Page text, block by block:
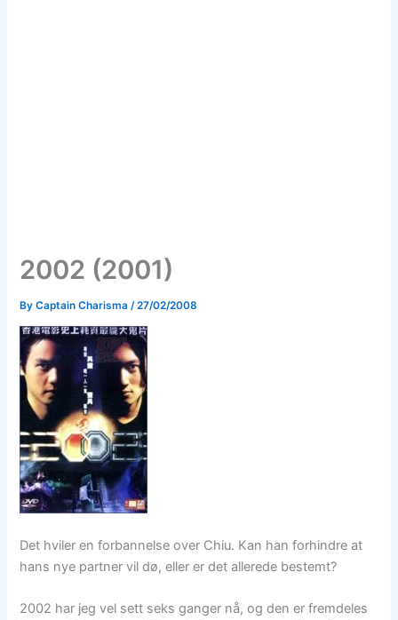
2002 (2001)
ByCaptain Charisma /27/02/2008
Det hviler en forbannelse over Chiu. Kan han forhindre at
hans nye partner vil dø, eller er det allerede bestemt?
2002 har jeg vel sett seks ganger nå, og den er fremdeles